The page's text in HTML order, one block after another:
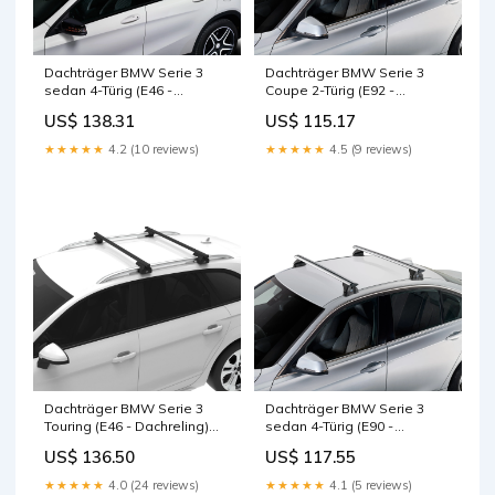
Dachträger BMW Serie 3
sedan 4-Türig (E46 -
CRUZ Airo Fuse Suzuki
Wagon R
US$ 138.31
★★★★★ 4.2 (10 reviews)
Dachträger BMW Serie 3
Coupe 2-Türig (E92 -
CRUZ Airo X Volkswagen
Crafter L3H3 (ohne Lichter
auf dem Dach) (2017--)
US$ 115.17
★★★★★ 4.5 (9 reviews)
Dachträger BMW Serie 3
Touring (E46 - Dachreling)
Citroën C4 5-Türig (III -
Standarddach) (2020--)
US$ 136.50
★★★★★ 4.0 (24 reviews)
Dachträger BMW Serie 3
sedan 4-Türig (E90 -
CRUZ Airo FIX Skoda Kamiq
5-Türig (Dachreling) (2019--)
US$ 117.55
★★★★★ 4.1 (5 reviews)